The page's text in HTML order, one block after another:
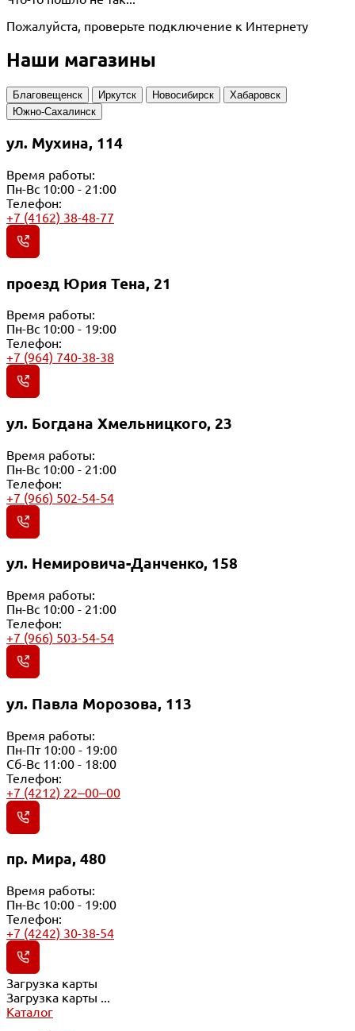
Пожалуйста, проверьте подключение к Интернету
Наши магазины
Благовещенск Иркутск Новосибирск
Хабаровск
Южно-Сахалинск
ул. Мухина, 114
Время работы:
Пн-Вс 10:00 - 21:00
Телефон:
+7 (4162) 38-48-77
проезд Юрия Тена, 21
Время работы:
Пн-Вс 10:00 - 19:00
Телефон:
+7 (964) 740-38-38
ул. Богдана Хмельницкого, 23
Время работы:
Пн-Вс 10:00 - 21:00
Телефон:
+7 (966) 502-54-54
ул. Немировича-Данченко, 158
Время работы:
Пн-Вс 10:00 - 21:00
Телефон:
+7 (966) 503-54-54
ул. Павла Морозова, 113
Время работы:
Пн-Пт 10:00 - 19:00
Сб-Вс 11:00 - 18:00
Телефон:
+7 (4212) 22‒00‒00
пр. Мира, 480
Время работы:
Пн-Вс 10:00 - 19:00
Телефон:
+7 (4242) 30-38-54
Загрузка карты
Загрузка карты ...
Каталог